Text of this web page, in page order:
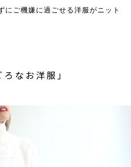
にご機嫌に過ごせる洋服がニット
なお洋服」